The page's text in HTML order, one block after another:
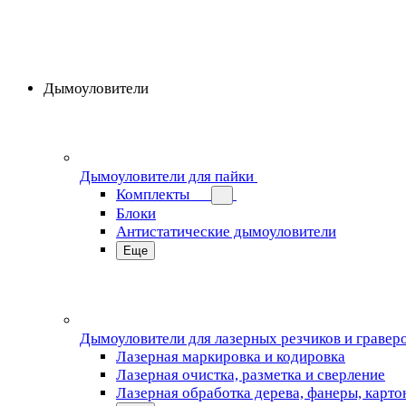
Дымоуловители
Дымоуловители для пайки
Комплекты
Блоки
Антистатические дымоуловители
Еще
Дымоуловители для лазерных резчиков и
Лазерная маркировка и кодировка
Лазерная очистка, разметка и сверление
Лазерная обработка дерева, фанеры,